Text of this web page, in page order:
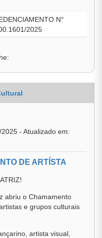
N°
2025
- Atualizado em:
DE ARTÍSTA
abriu o Chamamento
e grupos culturais
artista visual,